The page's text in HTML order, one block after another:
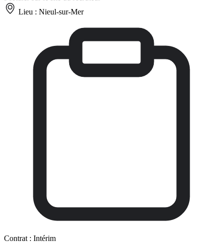
Lieu : Nieul-sur-Mer
Contrat : Intérim